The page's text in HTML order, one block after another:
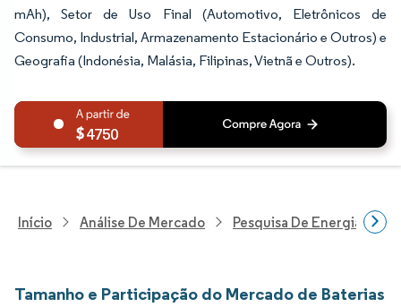
mAh), Setor de Uso Final (Automotivo, Eletrônicos de
Consumo, Industrial, Armazenamento Estacionário e Outros) e
Geografia (Indonésia, Malásia, Filipinas, Vietnã e Outros).
4750
Início Análise De Mercado Pesquisa De Energia E
Tamanho e Participação do Mercado de Baterias